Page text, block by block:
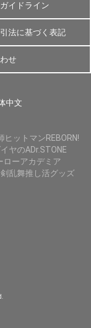
イドライン
法に基づく表記
せ
中文
ヒットマンREBORN!
ヤのADr.STONE
ローアカデミア
乱舞推し活グッズ